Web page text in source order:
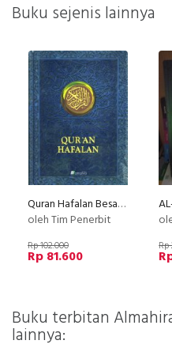
Buku sejenis lainnya
Quran Hafalan Besar Motif Daun (Hard Cover)
oleh Tim Penerbit
Rp 102.000
Rp 81.600
Rp
Buku terbitan
lainnya: